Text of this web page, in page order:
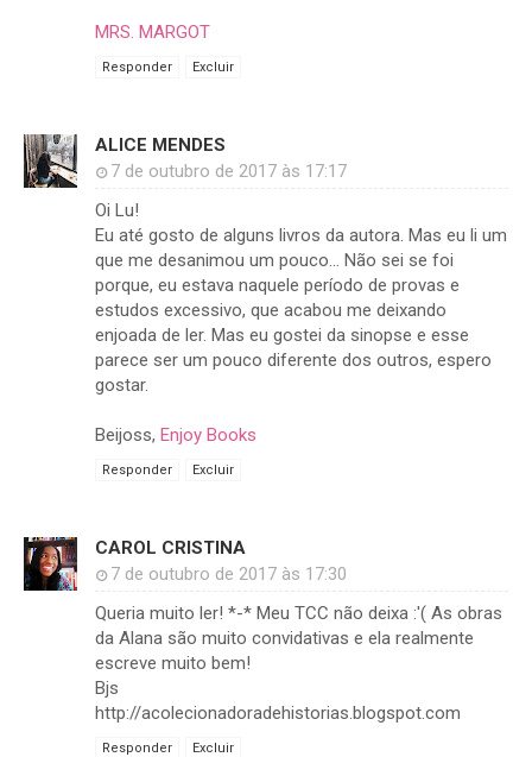
MRS. MARGOT
Responder Excluir
ALICE MENDES
7 de outubro de 2017 às 17:17
Oi Lu!
Eu até gosto de alguns livros da autora. Mas eu li um
que me desanimou um pouco... Não sei se foi
porque, eu estava naquele período de provas e
estudos excessivo, que acabou me deixando
enjoada de ler. Mas eu gostei da sinopse e esse
parece ser um pouco diferente dos outros, espero
gostar.
Beijoss, Enjoy Books
Responder Excluir
CAROL CRISTINA
7 de outubro de 2017 às 17:30
Queria muito ler! *-* Meu TCC não deixa :'( As obras
da Alana são muito convidativas e ela realmente
escreve muito bem!
Bjs
http://acolecionadoradehistorias.blogspot.com
Responder Excluir